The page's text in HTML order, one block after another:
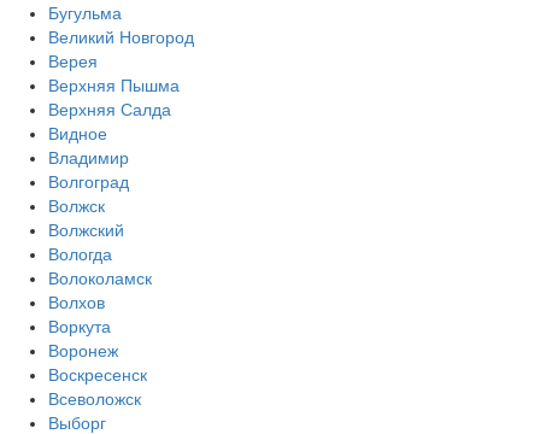
Бугульма
Великий Новгород
Верея
Верхняя Пышма
Верхняя Салда
Видное
Владимир
Волгоград
Волжск
Волжский
Вологда
Волоколамск
Волхов
Воркута
Воронеж
Воскресенск
Всеволожск
Выборг